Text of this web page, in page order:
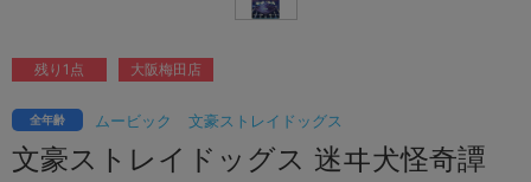
ムービック 文豪ストレイドッグス
全年齢
文豪ストレイドッグス 迷ヰ犬怪奇譚
残り1点 大阪梅田店